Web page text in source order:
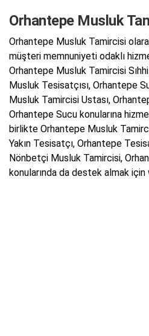
Orhantepe Musluk
Orhantepe Musluk Tamircisi
müşteri memnuniyeti odaklı
Orhantepe Musluk Tamircisi
Musluk Tesisatçısı, Orhantepe
Musluk Tamircisi Ustası,
Orhantepe Sucu konularına
birlikte Orhantepe Musluk
Yakın Tesisatçı, Orhantepe
Nönbetçi Musluk Tamircisi,
konularında da destek almak